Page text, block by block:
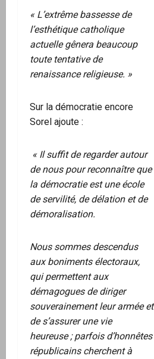
« L’extrême bassesse de
l’esthétique catholique
actuelle gênera beaucoup
toute tentative de
renaissance religieuse. »
Sur la démocratie encore
Sorel ajoute :
« Il suffit de regarder autour
de nous pour reconnaître que
la démocratie est une école
de servilité, de délation et de
démoralisation.
Nous sommes descendus
aux boniments électoraux,
qui permettent aux
démagogues de diriger
souverainement leur armée et
de s’assurer une vie
heureuse ; parfois d’honnêtes
républicains cherchent à